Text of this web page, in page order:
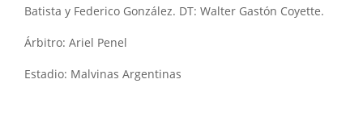
Batista y Federico González. DT: Walter Gastón Coyette.
Árbitro: Ariel Penel
Estadio: Malvinas Argentinas